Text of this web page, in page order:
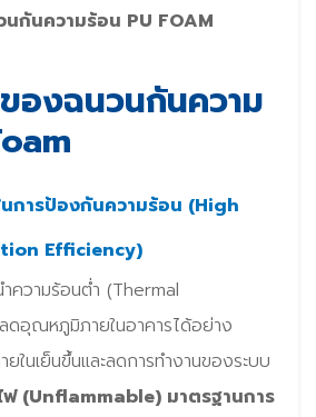
กันความร้อน PU FOAM
งฉนวนกันความ
การป้องกันความร้อน (High
Efficiency)
ความร้อนต่ำ (Thermal
อุณหภูมิภายในอาคารได้อย่าง
ในเย็นขึ้นและลดการทำงานของระบบ
ฟ (Unflammable) มาตรฐานการ